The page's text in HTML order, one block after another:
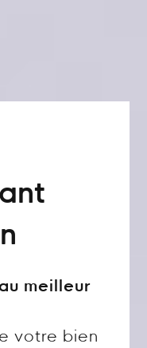
meilleur
votre bien